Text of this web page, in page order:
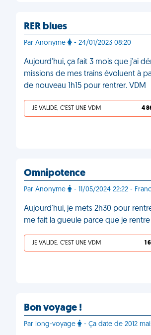
RER blues
Par Anonyme - 24/01/2023 08:20
Aujourd'hui, ça fait 3 mois que j'ai
missions de mes trains évoluent à
de nouveau 1h15 pour rentrer. VDM
JE VALIDE, C'EST UNE VDM 4
Omnipotence
Par Anonyme - 11/05/2024 22:22 -
Aujourd'hui, je mets 2h30 pour
me fait la gueule parce que je
JE VALIDE, C'EST UNE VDM 1
Bon voyage !
Par long-voyage - Ça date de 2012